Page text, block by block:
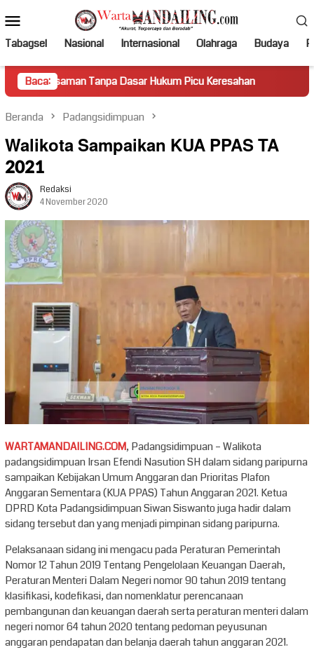
ke
kontenMobile
Tabagsel Nasional Internasional Olahraga Budaya
Baca:
Tanpa Dasar Hukum Picu Keresahan Truk Miring Hambat
Beranda Padangsidimpuan
Walikota Sampaikan KUA PPAS TA
2021
Redaksi
4 November 2020
WARTAMANDAILING.COM, Padangsidimpuan – Walikota
padangsidimpuan Irsan Efendi Nasution SH dalam sidang paripurna
sampaikan Kebijakan Umum Anggaran dan Prioritas Plafon
Anggaran Sementara (KUA PPAS) Tahun Anggaran 2021. Ketua
DPRD Kota Padangsidimpuan Siwan Siswanto juga hadir dalam
sidang tersebut dan yang menjadi pimpinan sidang paripurna.
Pelaksanaan sidang ini mengacu pada Peraturan Pemerintah
Nomor 12 Tahun 2019 Tentang Pengelolaan Keuangan Daerah,
Peraturan Menteri Dalam Negeri nomor 90 tahun 2019 tentang
klasifikasi, kodefikasi, dan nomenklatur perencanaan
pembangunan dan keuangan daerah serta peraturan menteri dalam
negeri nomor 64 tahun 2020 tentang pedoman peyusunan
anggaran pendapatan dan belanja daerah tahun anggaran 2021.